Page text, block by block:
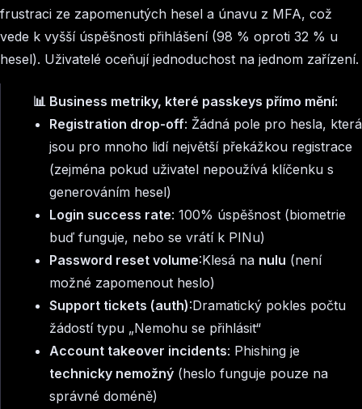
frustraci ze zapomenutých hesel a únavu z MFA, což
vede k vyšší úspěšnosti přihlášení (98 % oproti 32 % u
hesel). Uživatelé oceňují jednoduchost na jednom zařízení.
📊 Business metriky, které passkeys přímo mění:
Registration drop-off: Žádná pole pro hesla, která
jsou pro mnoho lidí největší překážkou registrace
(zejména pokud uživatel nepoužívá klíčenku s
generováním hesel)
Login success rate: 100% úspěšnost (biometrie
buď funguje, nebo se vrátí k PINu)
Password reset volume:Klesá na nulu (není
možné zapomenout heslo)
Support tickets (auth):Dramatický pokles počtu
žádostí typu „Nemohu se přihlásit“
Account takeover incidents: Phishing je
technicky nemožný (heslo funguje pouze na
správné doméně)